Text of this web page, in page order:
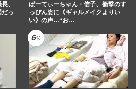
、
っ
ぱーてぃーちゃん・信子、衝撃のす
っぴん姿に《ギャルメイクよりい
い》の声…“お…